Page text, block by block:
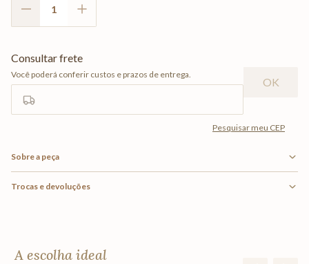
Sobre a peça
Trocas e devoluções
A escolha ideal